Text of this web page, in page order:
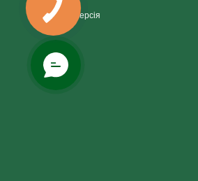
Мобільна версія